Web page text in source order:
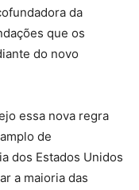
da
que os
do novo
essa nova regra
de
dos Estados Unidos
a maioria das